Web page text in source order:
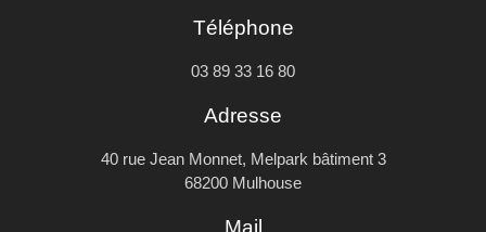
Téléphone
03 89 33 16 80
Adresse
40 rue Jean Monnet, Melpark bâtiment 3
68200 Mulhouse
Mail